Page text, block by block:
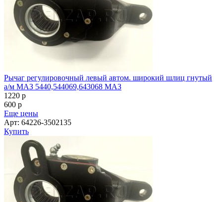
Рычаг регулировочный левый автом. широкий шлиц гнутый
а/м МАЗ 5440,544069,643068 МАЗ
1220 p
600 p
Еще цены
Арт: 64226-3502135
Купить